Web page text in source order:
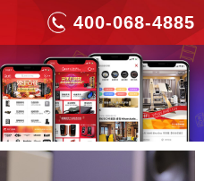
400-068-4885